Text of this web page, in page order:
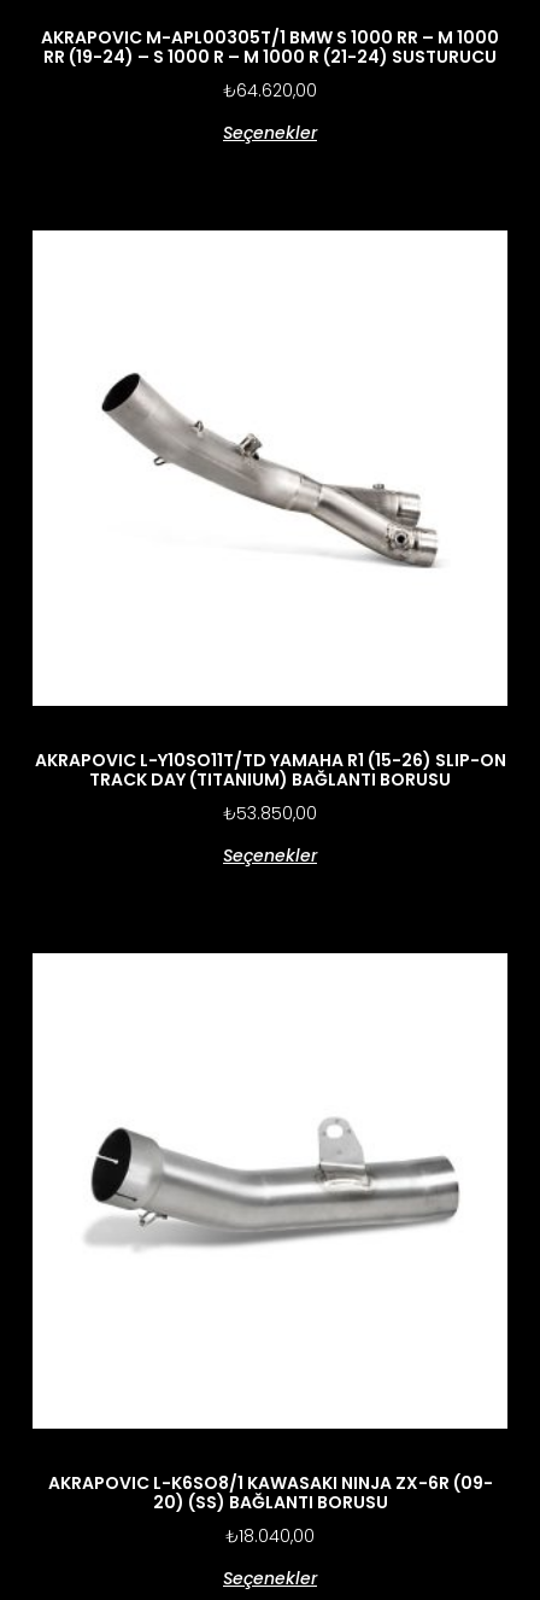
AKRAPOVIC M-APL00305T/1 BMW S 1000 RR – M 1000
RR (19-24) – S 1000 R – M 1000 R (21-24) SUSTURUCU
₺64.620,00
Seçenekler
AKRAPOVIC L-Y10SO11T/TD YAMAHA R1 (15-26) SLIP-ON
TRACK DAY (TITANIUM) BAĞLANTI BORUSU
₺53.850,00
Seçenekler
AKRAPOVIC L-K6SO8/1 KAWASAKI NINJA ZX-6R (09-
20) (SS) BAĞLANTI BORUSU
₺18.040,00
Seçenekler